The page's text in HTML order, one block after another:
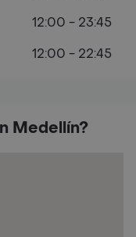
Medellín?
12:00 - 23:45
12:00 - 22:45